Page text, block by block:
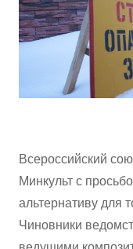
Всероссийский
Минкульт с
альтернативу для
Чиновники